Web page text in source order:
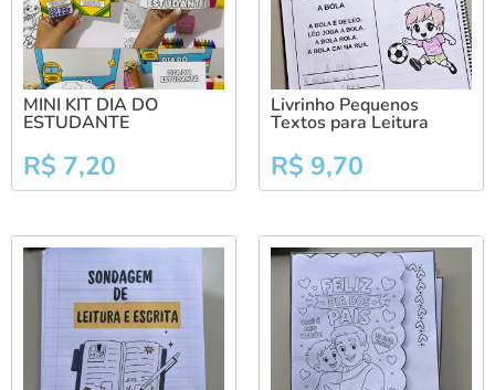
MINI KIT DIA DO
ESTUDANTE
R$ 7,20
Livrinho Pequenos
Textos para Leitura
R$ 9,70